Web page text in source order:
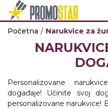
ROKOVNICI
HEMIJSKE OLOVKE
USB, GADGETI
NA POSLU
Početna Narukvice za
Personalizovane
događaje! Učinite svoj
personalizovane narukvice!